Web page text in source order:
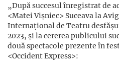
„După succesul înregistrat de
<Matei Vișniec> Suceava la
Internațional de Teatru
2023, și la cererea publicului
două spectacole prezente în
<Occident Express>: